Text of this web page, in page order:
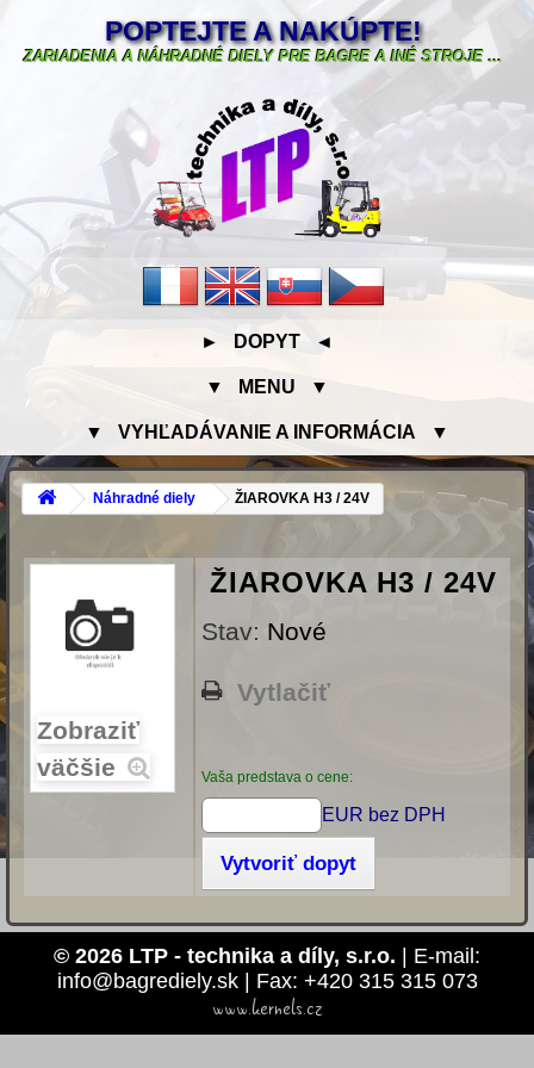
POPTEJTE A NAKÚPTE!
ZARIADENIA A NÁHRADNÉ DIELY PRE BAGRE A INÉ STROJE ...
► DOPYT ◄
▼ MENU ▼
▼ VYHĽADÁVANIE A INFORMÁCIA ▼
Náhradné diely ŽIAROVKA H3 / 24V
Zobraziť
väčšie
ŽIAROVKA H3 / 24V
Stav: Nové
Vytlačiť
Vaša predstava o cene:
EUR bez DPH
Vytvoriť dopyt
© 2026 LTP - technika a díly, s.r.o. | E-mail:
info@bagrediely.sk | Fax: +420 315 315 073
www.kernels.cz